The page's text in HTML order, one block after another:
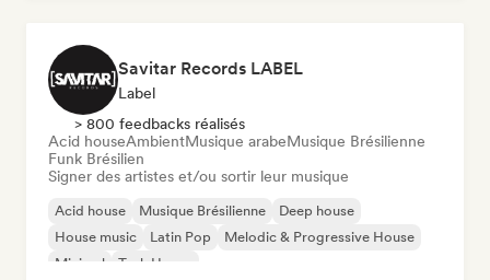
Savitar Records LABEL
Label
> 800 feedbacks réalisés
Acid houseAmbientMusique arabeMusique Brésilienne
Funk Brésilien
Signer des artistes et/ou sortir leur musique
Acid house Musique Brésilienne
Deep house
House music
Latin Pop
Melodic & Progressive House
Minimal
Tech House